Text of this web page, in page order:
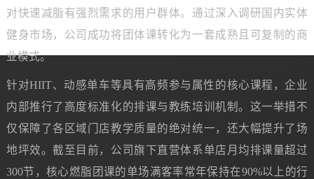
对快速减脂有强烈需求的用户群体。通过深入调研国内实体
健身市场，公司成功将团体课转化为一套成熟且可复制的商
业模式。
针对HIIT、动感单车等具有高频参与属性的核心课程，企业
内部推行了高度标准化的排课与教练培训机制。这一举措不
仅保障了各区域门店教学质量的绝对统一，还大幅提升了场
地坪效。截至目前，公司旗下直营体系单店月均排课量超过
300节，核心燃脂团课的单场满客率常年保持在90%以上的行